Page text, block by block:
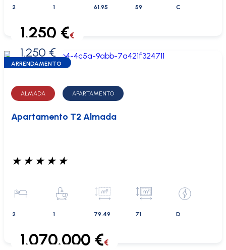
2 1 61.95 59 C
0 €
1.250 €€
1.250 €
ARRENDAMENTO
ALMADA APARTAMENTO
Apartamento T2 Almada
★ ★ ★ ★ ★
2 1 79.49 71 D
1.070.000 €€